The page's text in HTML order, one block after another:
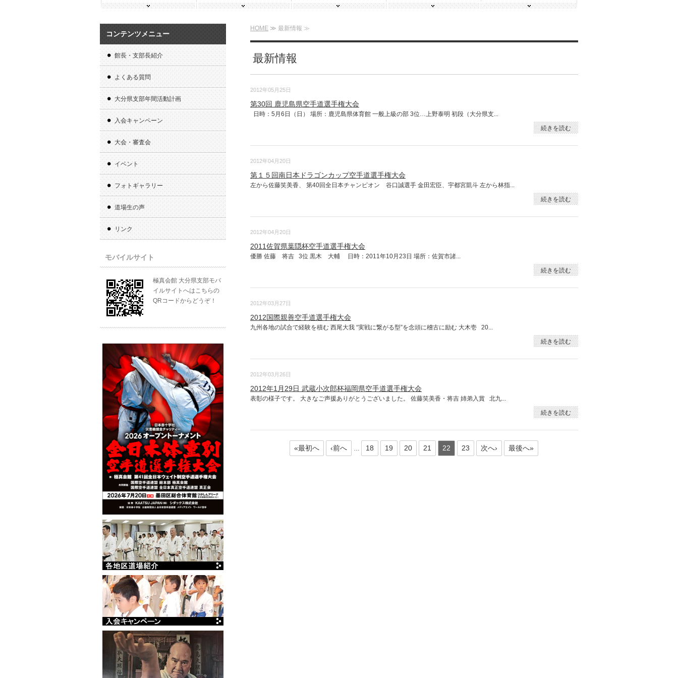
HOME ≫ 最新情報 ≫
最新情報
2012年05月25日
第30回 鹿児島県空手道選手権大会
日時：5月6日（日） 場所：鹿児島県体育館 一般上級の部 3位…上野泰明 初段（大分県支...
続きを読む
2012年04月20日
第１５回南日本ドラゴンカップ空手道選手権大会
左から佐藤笑美香、 第40回全日本チャンピオン 谷口誠選手 金田宏臣、宇都宮凱斗 左から林指...
続きを読む
2012年04月20日
2011佐賀県葉隠杯空手道選手権大会
優勝 佐藤 将吉 3位 黒木 大輔 日時：2011年10月23日 場所：佐賀市諸...
続きを読む
2012年03月27日
2012国際親善空手道選手権大会
九州各地の試合で経験を積む 西尾大我 “実戦に繋がる型”を念頭に稽古に励む 大木壱 20...
続きを読む
2012年03月26日
2012年1月29日 武蔵小次郎杯福岡県空手道選手権大会
表彰の様子です。 大きなご声援ありがとうございました。 佐藤笑美香・将吉 姉弟入賞 北九...
続きを読む
«最初へ ‹前へ … 18 19 20 21 22 23 次へ› 最後へ»
コンテンツメニュー
館長・支部長紹介
よくある質問
大分県支部年間活動計画
入会キャンペーン
大会・審査会
イベント
フォトギャラリー
道場生の声
リンク
モバイルサイト
極真会館 大分県支部モバ
イルサイトへはこちらの
QRコードからどうぞ！